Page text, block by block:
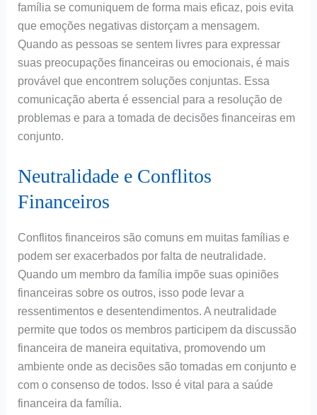
família se comuniquem de forma mais eficaz, pois evita
que emoções negativas distorçam a mensagem.
Quando as pessoas se sentem livres para expressar
suas preocupações financeiras ou emocionais, é mais
provável que encontrem soluções conjuntas. Essa
comunicação aberta é essencial para a resolução de
problemas e para a tomada de decisões financeiras em
conjunto.
Neutralidade e Conflitos
Financeiros
Conflitos financeiros são comuns em muitas famílias e
podem ser exacerbados por falta de neutralidade.
Quando um membro da família impõe suas opiniões
financeiras sobre os outros, isso pode levar a
ressentimentos e desentendimentos. A neutralidade
permite que todos os membros participem da discussão
financeira de maneira equitativa, promovendo um
ambiente onde as decisões são tomadas em conjunto e
com o consenso de todos. Isso é vital para a saúde
financeira da família.